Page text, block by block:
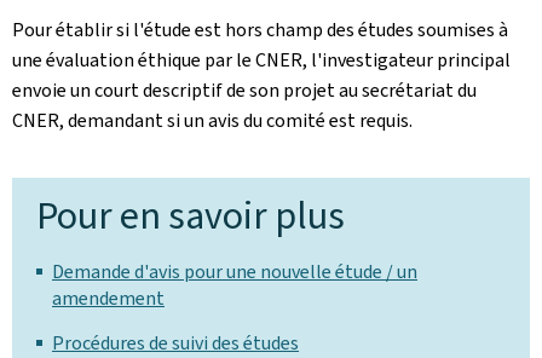
Pour établir si l'étude est hors champ des études soumises à
une évaluation éthique par le CNER, l'investigateur principal
envoie un court descriptif de son projet au secrétariat du
CNER, demandant si un avis du comité est requis.
Pour en savoir plus
Demande d'avis pour une nouvelle étude / un
amendement
Procédures de suivi des études